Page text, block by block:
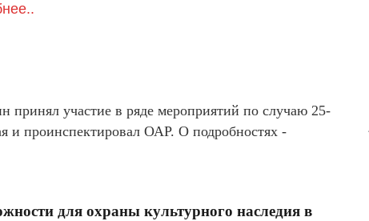
принял участие в ряде мероприятий по случаю 25-
и проинспектировал ОАР. О подробностях -
для охраны культурного наследия в